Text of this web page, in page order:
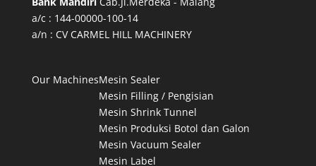
a/c : 144-00000-100-14
a/n : CV CARMEL HILL MACHINERY
Our MachinesMesin Sealer
Mesin Filling / Pengisian
Mesin Shrink Tunnel
Mesin Produksi Botol dan Galon
Mesin Vacuum Sealer
Mesin Label